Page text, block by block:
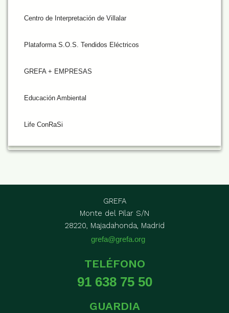
Centro de Interpretación de Villalar
Plataforma S.O.S. Tendidos Eléctricos
GREFA + EMPRESAS
Educación Ambiental
Life ConRaSi
GREFA
Monte del Pilar S/N
28220, Majadahonda, Madrid
grefa@grefa.org
TELÉFONO
91 638 75 50
GUARDIA